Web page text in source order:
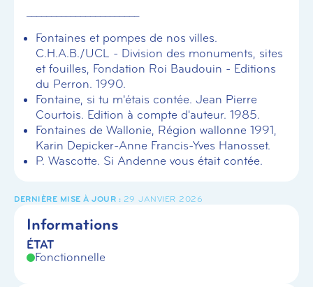
Fontaines et pompes de nos villes.
C.H.A.B./UCL - Division des monuments, sites
et fouilles, Fondation Roi Baudouin - Editions
du Perron. 1990.
Fontaine, si tu m'étais contée. Jean Pierre
Courtois. Edition à compte d'auteur. 1985.
Fontaines de Wallonie, Région wallonne 1991,
Karin Depicker-Anne Francis-Yves Hanosset.
P. Wascotte. Si Andenne vous était contée.
29 JANVIER 2026
Informations
ÉTAT
Fonctionnelle